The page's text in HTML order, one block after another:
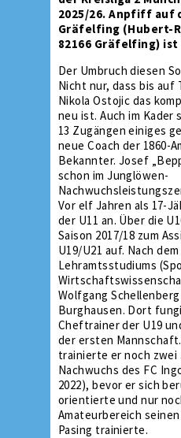
2025/26. Anpfiff auf
Gräfelfing (Hubert-
82166 Gräfelfing) ist
Der Umbruch diesen
Nicht nur, dass bis auf
Nikola Ostojic das
neu ist. Auch im Kader
13 Zugängen einiges
neue Coach der 1860-
Bekannter. Josef
schon im Junglöwen-
Vor elf Jahren als 17-
der U11 an. Über die
Saison 2017/18 zum
U19/U21 auf. Nach
Lehramtsstudiums
Wolfgang
Burghausen. Dort
Cheftrainer der U19
der ersten
trainierte er noch zwei
Nachwuchs des FC
2022), bevor er sich
orientierte und nur
Amateurbereich
Pasing trainierte.